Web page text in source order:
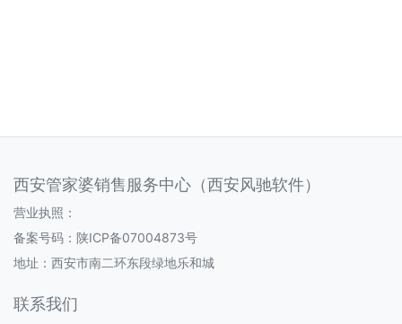
西安管家婆销售服务中心（西安风驰软件）
营业执照：
备案号码： 陕ICP备07004873号
地址：西安市南二环东段绿地乐和城
联系我们